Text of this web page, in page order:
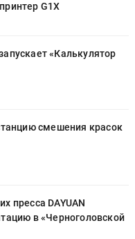
G1X
«Калькулятор
смешения красок
пресса DAYUAN
в «Черноголовской